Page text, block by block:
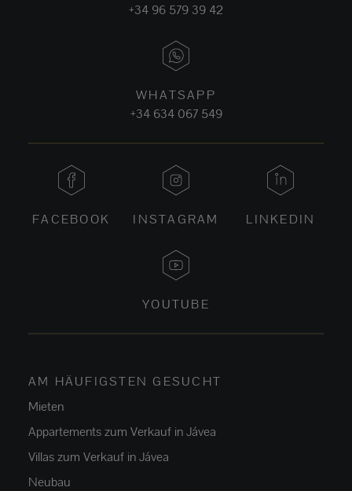
+34 96 579 39 42
WHATSAPP
+34 634 067 549
FACEBOOK INSTAGRAM LINKEDIN
YOUTUBE
AM HÄUFIGSTEN GESUCHT
Mieten
Appartements zum Verkauf in Jávea
Villas zum Verkauf in Jávea
Neubau